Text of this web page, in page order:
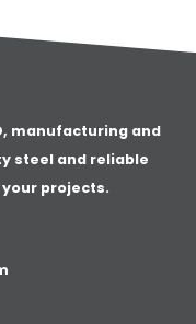
manufacturing and
steel and reliable
projects.